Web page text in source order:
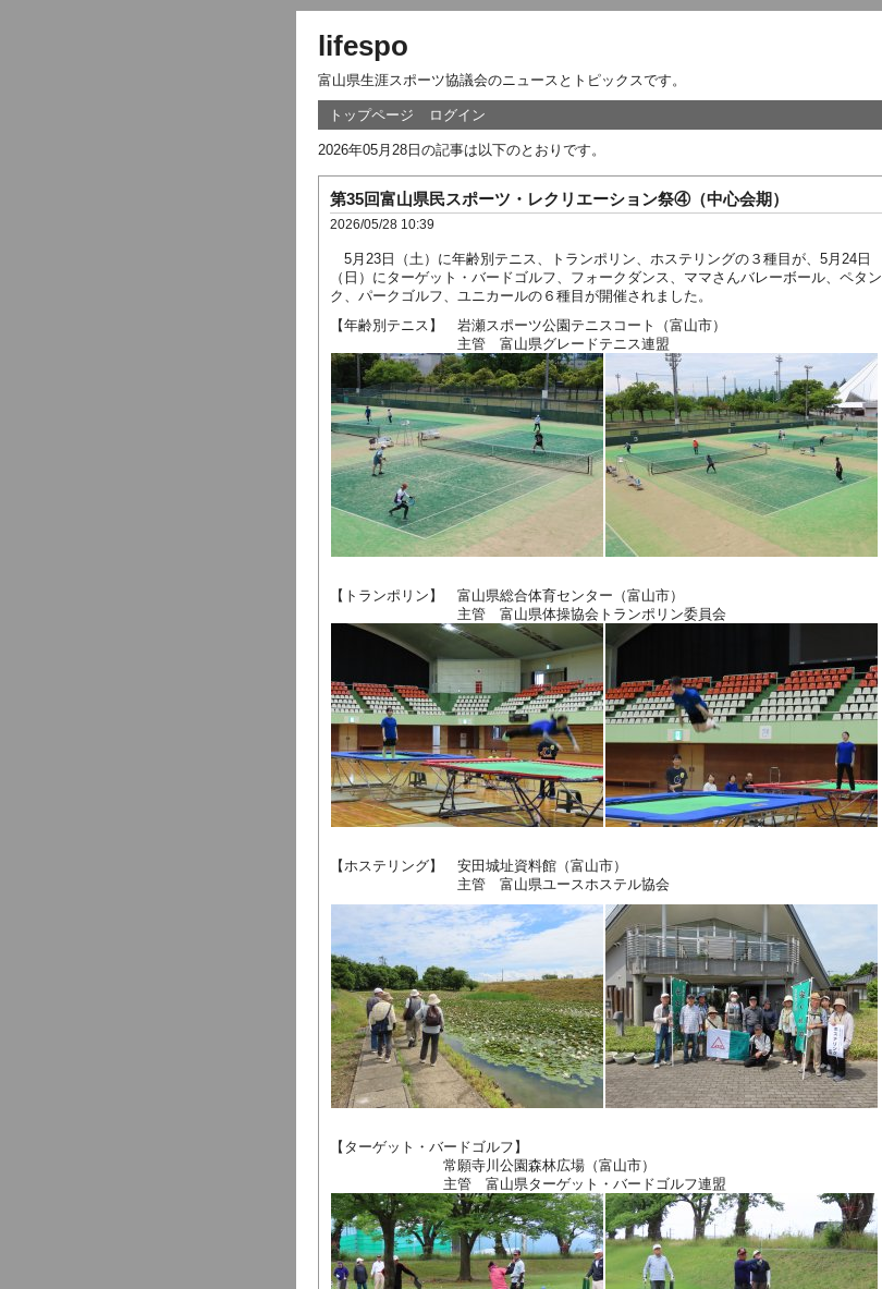
lifespo
富山県生涯スポーツ協議会のニュースとトピックスです。
トップページ ログイン
2026年05月28日の記事は以下のとおりです。
第35回富山県民スポーツ・レクリエーション祭④（中心会期）
2026/05/28 10:39
5月23日（土）に年齢別テニス、トランポリン、ホステリングの３種目が、5月24日
（日）にターゲット・バードゴルフ、フォークダンス、ママさんバレーボール、ペタン
ク、パークゴルフ、ユニカールの６種目が開催されました。
【年齢別テニス】 岩瀬スポーツ公園テニスコート（富山市）
主管 富山県グレードテニス連盟
【トランポリン】 富山県総合体育センター（富山市）
主管 富山県体操協会トランポリン委員会
【ホステリング】 安田城址資料館（富山市）
主管 富山県ユースホステル協会
【ターゲット・バードゴルフ】
常願寺川公園森林広場（富山市）
主管 富山県ターゲット・バードゴルフ連盟